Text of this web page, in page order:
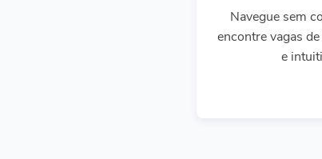
Navegue sem
encontre vagas
e